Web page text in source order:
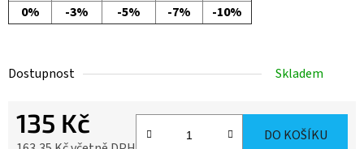
0%
-3% -5% -7% -10%
Dostupnost Skladem
135 Kč DO KOŠÍKU